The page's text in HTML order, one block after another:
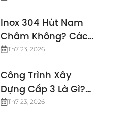
Inox 304 Hút Nam
Châm Không? Cách
Kiểm Tra Inox 304
Th7 23, 2026
Công Trình Xây
Dựng Cấp 3 Là Gì?
Các Tiêu Chuẩn
Th7 23, 2026